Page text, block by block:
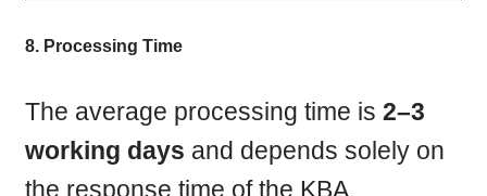
8. Processing Time
The average processing time is 2–3
working days and depends solely on
the response time of the KBA.